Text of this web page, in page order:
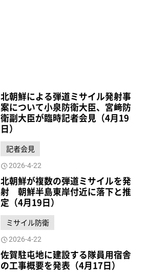
北朝鮮による弾道ミサイル発射事
案について小泉防衛大臣、宮﨑防
衛副大臣が臨時記者会見（4月19
日）
記者会見
2026-4-22
北朝鮮が複数の弾道ミサイルを発
射 朝鮮半島東岸付近に落下と推
定（4月19日）
ミサイル防衛
2026-4-22
佐賀駐屯地に建設する隊員用宿舎
の工事概要を発表（4月17日）